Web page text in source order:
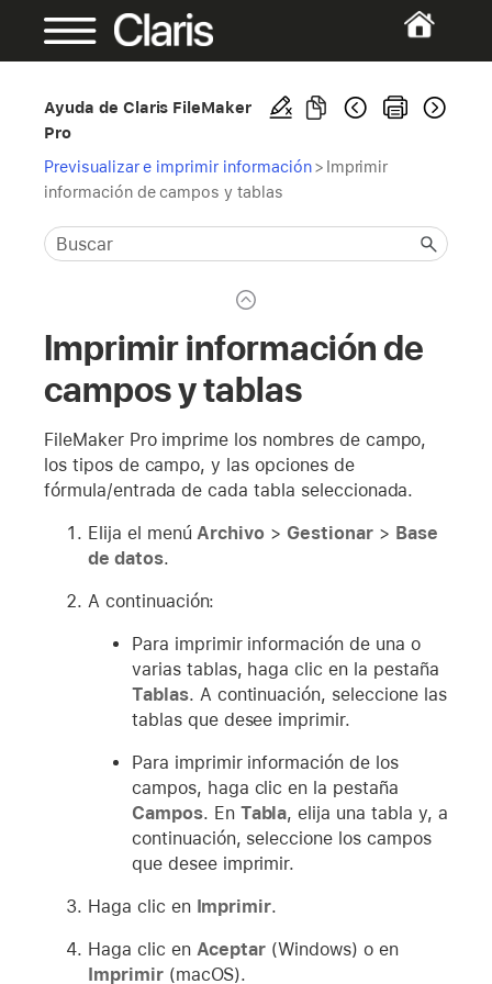
Ayuda de Claris FileMaker
Pro
Previsualizar e imprimir información> Imprimir
información de campos y tablas
Imprimir información de
campos y tablas
FileMaker Pro imprime los nombres de campo,
los tipos de campo, y las opciones de
fórmula/entrada de cada tabla seleccionada.
Elija el menúArchivo > Gestionar> Base
de datos.
A continuación:
Para imprimir información de una o
varias tablas, haga clic en la pestaña
Tablas. A continuación, seleccione las
tablas que desee imprimir.
Para imprimir información de los
campos, haga clic en la pestaña
Campos. En Tabla, elija una tabla y, a
continuación, seleccione los campos
que desee imprimir.
Haga clic en Imprimir.
Haga clic en Aceptar (Windows) o en
Imprimir(macOS).